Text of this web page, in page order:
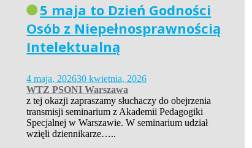
5 maja to Dzień Godności
Osób z Niepełnosprawnością
Intelektualną
4 maja, 202630 kwietnia, 2026
WTZ PSONI Warszawa
z tej okazji zapraszamy słuchaczy do obejrzenia
transmisji seminarium z Akademii Pedagogiki
Specjalnej w Warszawie. W seminarium udział
wzięli dziennikarze…..